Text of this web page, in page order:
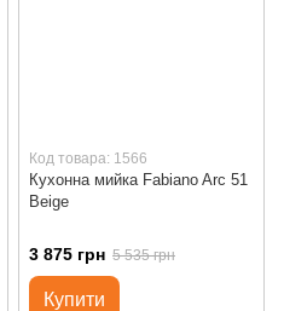
Код товара: 1566
Кухонна мийка Fabiano Arc 51
Beige
3 875 грн 5 535 грн
Купити